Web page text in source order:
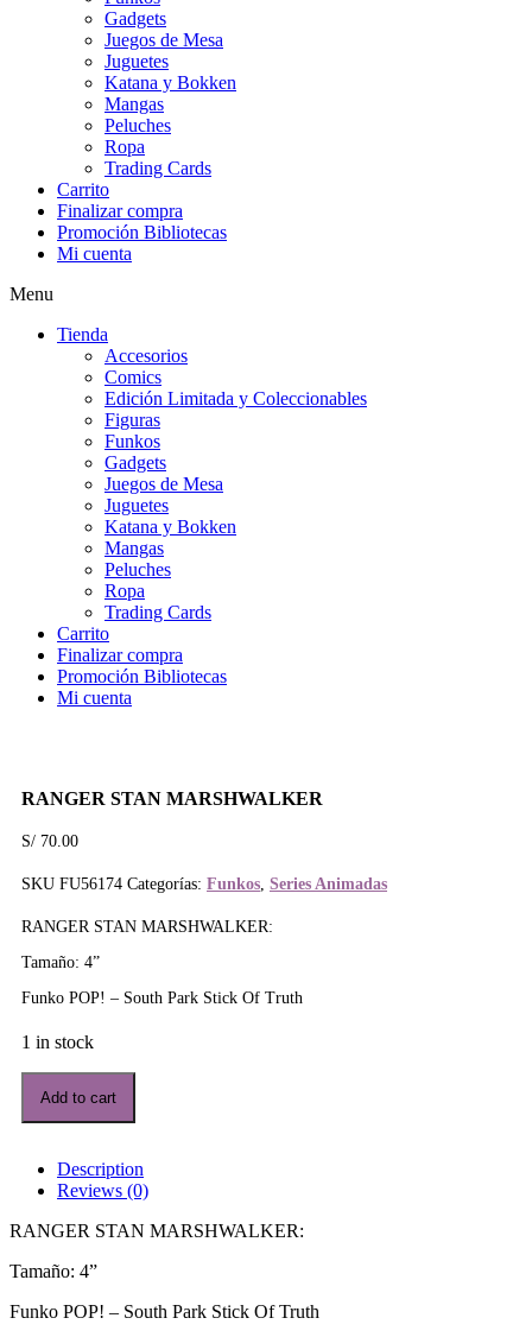
Gadgets
Juegos de Mesa
Juguetes
Katana y Bokken
Mangas
Peluches
Ropa
Trading Cards
Carrito
Finalizar compra
Promoción Bibliotecas
Mi cuenta
Menu
Tienda
Accesorios
Comics
Edición Limitada y Coleccionables
Figuras
Funkos
Gadgets
Juegos de Mesa
Juguetes
Katana y Bokken
Mangas
Peluches
Ropa
Trading Cards
Carrito
Finalizar compra
Promoción Bibliotecas
Mi cuenta
RANGER STAN MARSHWALKER
S/ 70.00
SKU FU56174 Categorías: Funkos Series Animadas
RANGER STAN MARSHWALKER:
Tamaño: 4”
Funko POP! – South Park Stick Of Truth
1 in stock
RANGER
STAN
MARSHWALKER
Add to cart
Description
Reviews (0)
RANGER STAN MARSHWALKER:
Tamaño: 4”
Funko POP! – South Park Stick Of Truth